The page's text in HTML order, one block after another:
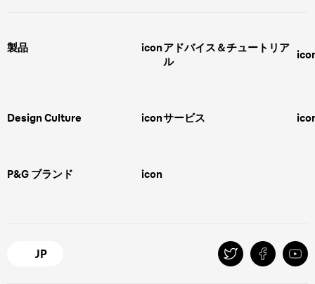
製品 icon
スキンケア
ipl脱毛
アドバイス＆チュートリア
ル
ボディグルーミング
Design Culture icon
Braun Brand & Products
サービス
P&G ブランド icon
マイレピ
JP